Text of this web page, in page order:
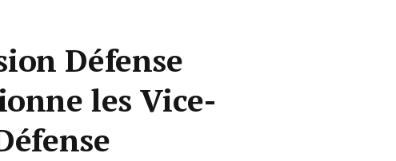
Défense
les Vice-